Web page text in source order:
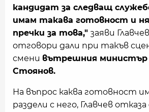
кандидат за следващ
имам такава готовност и
пречки за това," заяви
отговори дали при такъв
смени вътрешния министър
Стоянов.
На въпрос каква готовност
раздели с него, Главчев